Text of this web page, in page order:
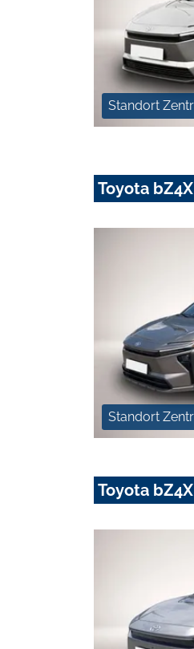
Standort
Toyota
Standort
Toyota